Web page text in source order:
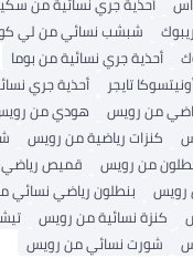
شبشب نسائي من لي
أحذية جري نسائية من بوما
تايجر
أحذية جري
من رويس
هودي من
كنزات رياضية من رويس
من رويس
قميص
رويس
بنطلون رياضي نسائي
كنزة نسائية من رويس
شورت نسائي من رويس